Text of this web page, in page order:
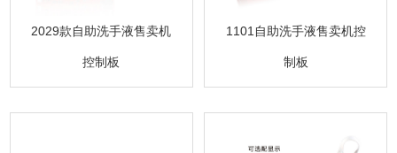
2029款自助洗手液售卖机
控制板
1101自助洗手液售卖机控
制板